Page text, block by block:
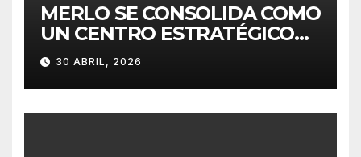
MERLO SE CONSOLIDA COMO
UN CENTRO ESTRATÉGICO
PARA EL DESARROLLO DE
INVERSIONES
30 ABRIL, 2026